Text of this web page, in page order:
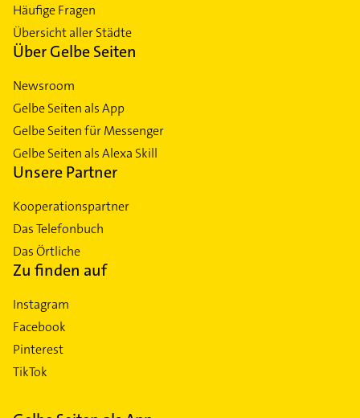
Häufige Fragen
Übersicht aller Städte
Über Gelbe Seiten
Newsroom
Gelbe Seiten als App
Gelbe Seiten für Messenger
Gelbe Seiten als Alexa Skill
Unsere Partner
Kooperationspartner
Das Telefonbuch
Das Örtliche
Zu finden auf
Instagram
Facebook
Pinterest
TikTok